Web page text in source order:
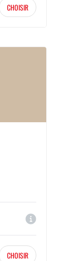
CHOISIR
CHOISIR